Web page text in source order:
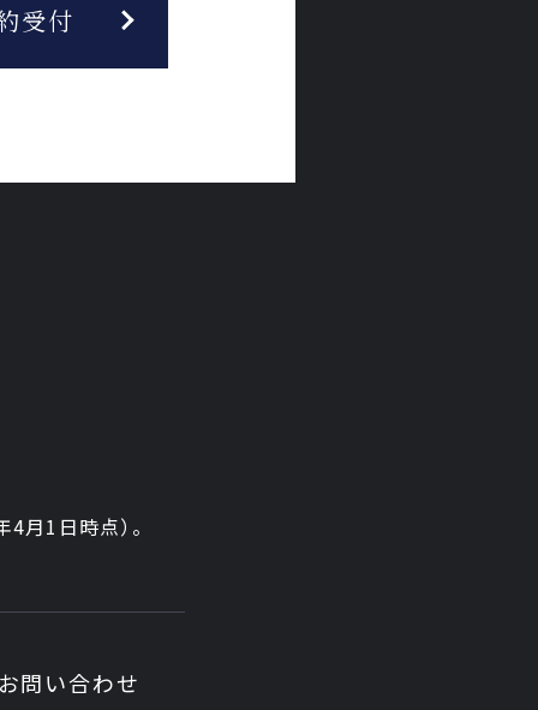
受付
月1日時点）。
お問い合わせ